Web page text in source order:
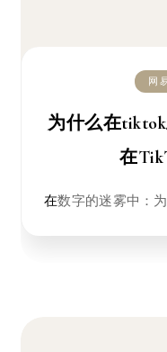
网
为什么在
在
在数字的迷雾中：